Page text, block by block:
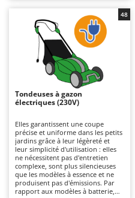
Bancs de scie pour le
Barbecues
Bennes pour tracteur
Brosses pour sols
Brouettes à moteur
Broyeurs à axe
Butteurs pour tracteur
C
Chargeurs de batterie -
Charrues pour tracteur
Ardes
Argo
Ariete
Attila
Ausonia
Awelco
B
Baesso
Bahco
puissance supérieure et leur
capacité à affronter une herbe
plus dense. Pour les maintenir
efficaces, il est nécessaire de
contrôler régulièrement le filtre à
air, l’huile et les bougies.
Tondeuses à gazon
électriques (230V)
Elles garantissent une coupe
précise et uniforme dans les petits
jardins grâce à leur légèreté et
leur simplicité d'utilisation : elles
ne nécessitent pas d'entretien
complexe, sont plus silencieuses
que les modèles à essence et ne
produisent pas d'émissions. Par
rapport aux modèles à batterie,
48